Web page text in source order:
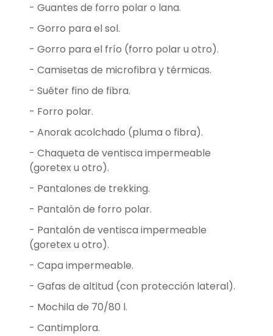
- Guantes de forro polar o lana.
- Gorro para el sol.
- Gorro para el frío (forro polar u otro).
- Camisetas de microfibra y térmicas.
- Suéter fino de fibra.
- Forro polar.
- Anorak acolchado (pluma o fibra).
- Chaqueta de ventisca impermeable
(goretex u otro).
- Pantalones de trekking.
- Pantalón de forro polar.
- Pantalón de ventisca impermeable
(goretex u otro).
- Capa impermeable.
- Gafas de altitud (con protección lateral).
- Mochila de 70/80 l.
- Cantimplora.